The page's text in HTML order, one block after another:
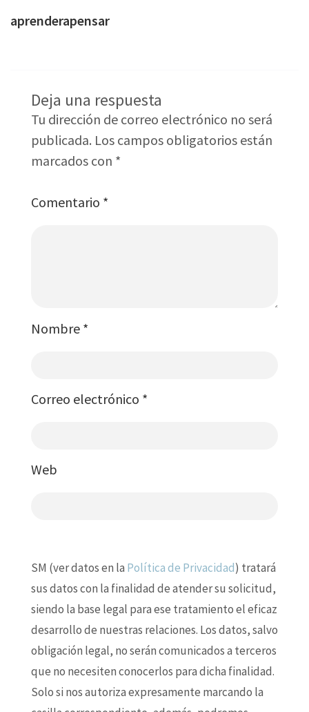
aprenderapensar
Deja una respuesta
Tu dirección de correo electrónico no será
publicada. Los campos obligatorios están
marcados con *
Comentario *
Nombre *
Correo electrónico *
Web
SM (ver datos en la Política de Privacidad) tratará
sus datos con la finalidad de atender su solicitud,
siendo la base legal para ese tratamiento el eficaz
desarrollo de nuestras relaciones. Los datos, salvo
obligación legal, no serán comunicados a terceros
que no necesiten conocerlos para dicha finalidad.
Solo si nos autoriza expresamente marcando la